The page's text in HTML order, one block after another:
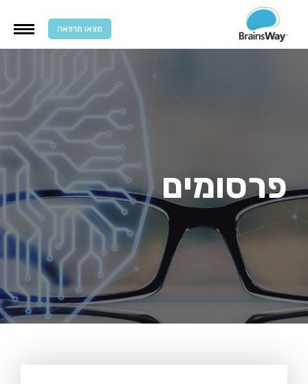
מצאו מרפאה
פרסומים